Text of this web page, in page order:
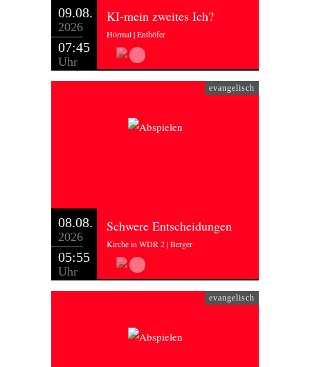
09.08.
2026
07:45
Uhr
KI-mein zweites Ich?
Hörmal | Enthöfer
evangelisch
08.08.
2026
05:55
Uhr
Schwere Entscheidungen
Kirche in WDR 2 | Berger
evangelisch